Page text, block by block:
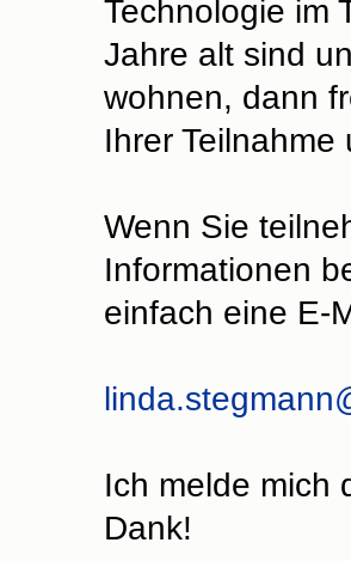
Technologie im
Jahre alt sind
wohnen, dann
Ihrer Teilnahme
Wenn Sie
Informationen
einfach eine E-
Ich melde mich
Dank!